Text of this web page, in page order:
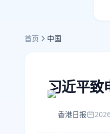
首页 中国
习近平致
香港日报